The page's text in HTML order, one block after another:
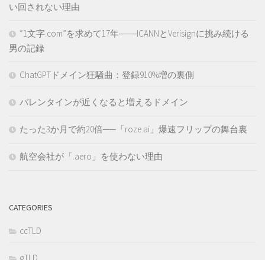
い回されない理由
“1文字.com”を求めて17年――ICANNとVerisignに挑み続ける
男の記録
ChatGPTドメイン狂騒曲：登録910%増の裏側
バレンタインが近くなると増えるドメイン
たった3か月で約20倍──「roze.ai」爆速フリップの舞台裏
航空会社が「.aero」を使わない理由
CATEGORIES
ccTLD
gTLD